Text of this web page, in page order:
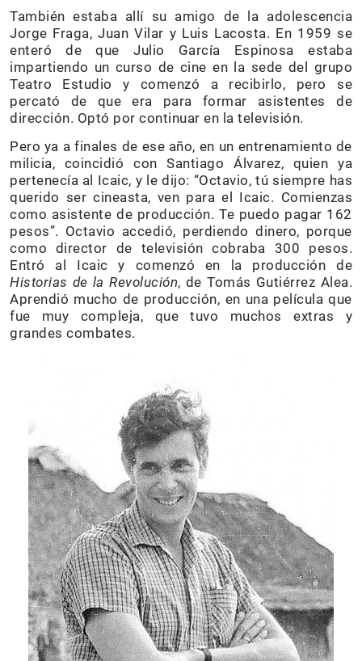
También estaba allí su amigo de la adolescencia
Jorge Fraga, Juan Vilar y Luis Lacosta. En 1959 se
enteró de que Julio García Espinosa estaba
impartiendo un curso de cine en la sede del grupo
Teatro Estudio y comenzó a recibirlo, pero se
percató de que era para formar asistentes de
dirección. Optó por continuar en la televisión.
Pero ya a finales de ese año, en un entrenamiento de
milicia, coincidió con Santiago Álvarez, quien ya
pertenecía al Icaic, y le dijo: “Octavio, tú siempre has
querido ser cineasta, ven para el Icaic. Comienzas
como asistente de producción. Te puedo pagar 162
pesos”. Octavio accedió, perdiendo dinero, porque
como director de televisión cobraba 300 pesos.
Entró al Icaic y comenzó en la producción de
Historias de la Revolución, de Tomás Gutiérrez Alea.
Aprendió mucho de producción, en una película que
fue muy compleja, que tuvo muchos extras y
grandes combates.